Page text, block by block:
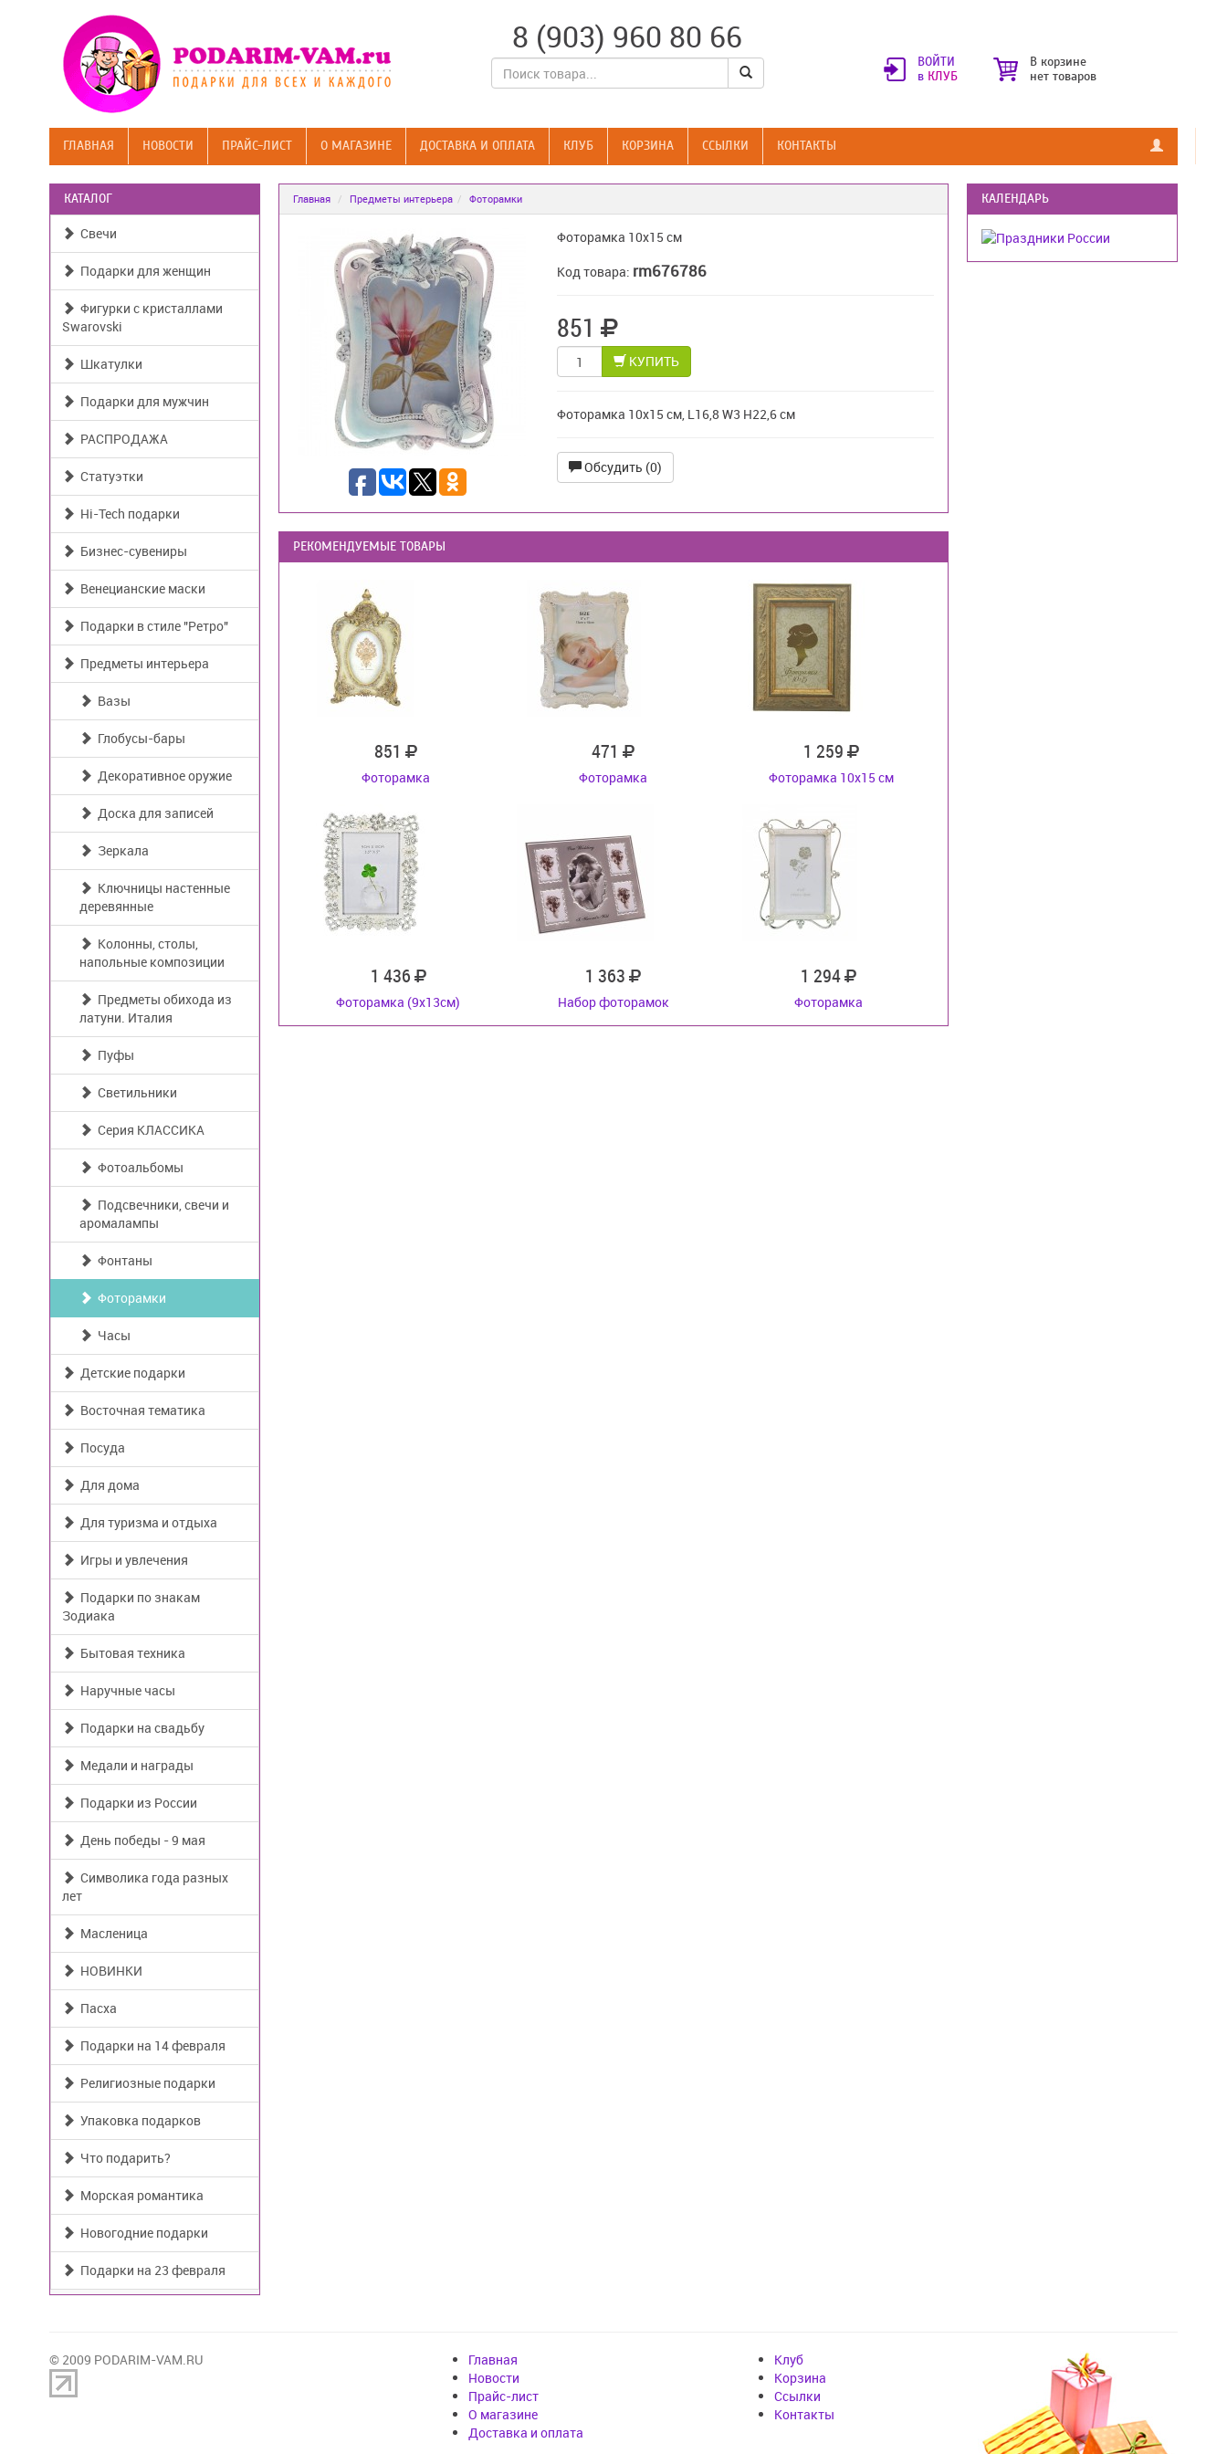
8 (903) 960 80 66
ВОЙТИ
в КЛУБ
В корзине
нет товаров
ГЛАВНАЯ НОВОСТИ ПРАЙС-ЛИСТ О МАГАЗИНЕ ДОСТАВКА И ОПЛАТА КЛУБ КОРЗИНА CСЫЛКИ КОНТАКТЫ
КАТАЛОГ
Свечи
Подарки для женщин
Фигурки с кристаллами
Swarovski
Шкатулки
Подарки для мужчин
РАСПРОДАЖА
Статуэтки
Hi-Tech подарки
Бизнес-сувениры
Венецианские маски
Подарки в стиле "Ретро"
Предметы интерьера
Вазы
Глобусы-бары
Декоративное оружие
Доска для записей
Зеркала
Ключницы настенные
деревянные
Колонны, столы,
напольные композиции
Предметы обихода из
латуни. Италия
Пуфы
Светильники
Серия КЛАССИКА
Фотоальбомы
Подсвечники, свечи и
аромалампы
Фонтаны
Фоторамки
Часы
Детские подарки
Восточная тематика
Посуда
Для дома
Для туризма и отдыха
Игры и увлечения
Подарки по знакам
Зодиака
Бытовая техника
Наручные часы
Подарки на свадьбу
Медали и награды
Подарки из России
День победы - 9 мая
Символика года разных
лет
Масленица
НОВИНКИ
Пасха
Подарки на 14 февраля
Религиозные подарки
Упаковка подарков
Что подарить?
Морская романтика
Новогодние подарки
Подарки на 23 февраля
Главная Предметы интерьера Фоторамки
Фоторамка 10х15 см
Код товара: rm676786
851
КУПИТЬ
Фоторамка 10х15 см, L16,8 W3 H22,6 см
Обсудить (0)
РЕКОМЕНДУЕМЫЕ ТОВАРЫ
851
Фоторамка
471
Фоторамка
1 259
Фоторамка 10х15 см
1 436
Фоторамка (9x13см)
1 363
Набор фоторамок
1 294
Фоторамка
КАЛЕНДАРЬ
© 2009 PODARIM-VAM.RU
Главная
Новости
Прайс-лист
О магазине
Доставка и оплата
Клуб
Корзина
Cсылки
Контакты